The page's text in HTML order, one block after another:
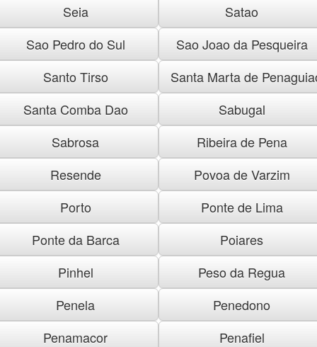
Seia
Satao
Sao Pedro do Sul
Sao Joao da Pesqueira
Santo Tirso
Santa Marta de
Santa Comba Dao
Sabugal
Sabrosa
Ribeira de Pena
Resende
Povoa de Varzim
Porto
Ponte de Lima
Ponte da Barca
Poiares
Pinhel
Peso da Regua
Penela
Penedono
Penamacor
Penafiel